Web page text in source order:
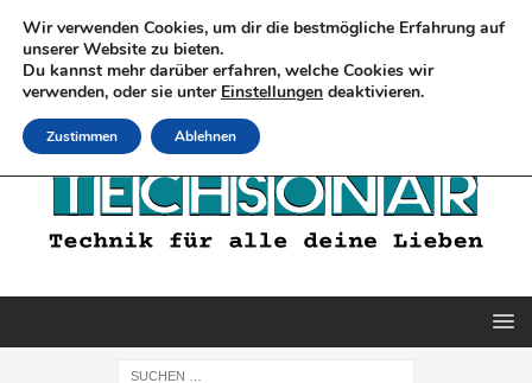
Wir verwenden Cookies, um dir die bestmögliche Erfahrung auf
unserer Website zu bieten.
Du kannst mehr darüber erfahren, welche Cookies wir
verwenden, oder sie unter Einstellungen deaktivieren.
Zustimmen Ablehnen